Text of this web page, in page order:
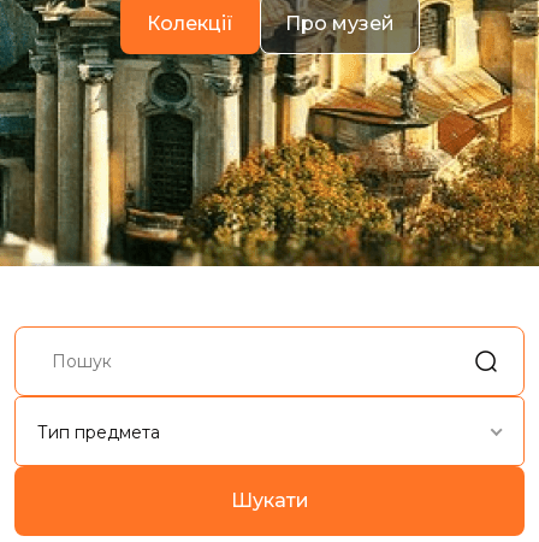
Колекції Про музей
Тип предмета
Шукати